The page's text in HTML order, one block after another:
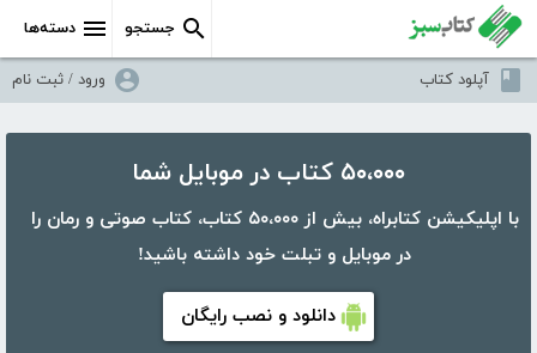
دسته‌ها جستجو
آپلود کتاب ورود / ثبت نام
۵۰،۰۰۰ کتاب در موبایل شما
با اپلیکیشن کتابراه، بیش از ۵۰،۰۰۰ کتاب، کتاب صوتی و رمان را
در موبایل و تبلت خود داشته باشید!
دانلود و نصب رایگان